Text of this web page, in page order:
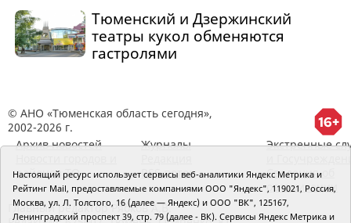
Тюменский и Дзержинский
театры кукол обменяются
гастролями
© АНО «Тюменская область сегодня»,
2002-2026 г.
Архив новостей
районов ТО
Журналы
RSS поток
Экстренные
Сведения об
организации
Главный редактор Рябков А.В.
Настоящий ресурс использует сервисы веб-аналитики Яндекс Метрика и
Рейтинг Mail, предоставляемые компаниями ООО "Яндекс", 119021, Россия,
Москва, ул. Л. Толстого, 16 (далее — Яндекс) и ООО "ВК", 125167,
Ленинградский проспект 39, стр. 79 (далее - ВК). Сервисы Яндекс Метрика и